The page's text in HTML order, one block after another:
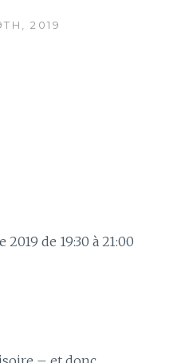
2019
de 19:30 à 21:00